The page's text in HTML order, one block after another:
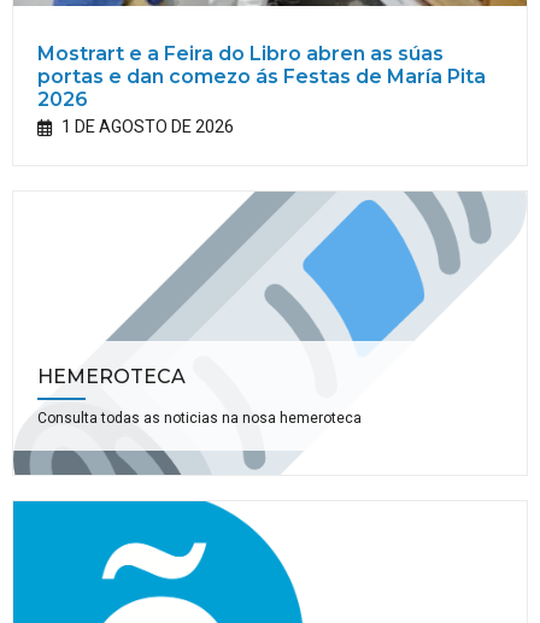
Mostrart e a Feira do Libro abren as súas
portas e dan comezo ás Festas de María Pita
2026
1 DE AGOSTO DE 2026
HEMEROTECA
Consulta todas as noticias na nosa hemeroteca